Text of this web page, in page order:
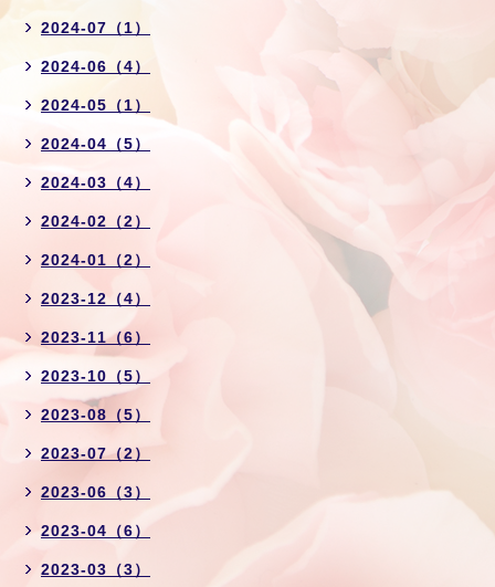
2024-07（1）
2024-06（4）
2024-05（1）
2024-04（5）
2024-03（4）
2024-02（2）
2024-01（2）
2023-12（4）
2023-11（6）
2023-10（5）
2023-08（5）
2023-07（2）
2023-06（3）
2023-04（6）
2023-03（3）